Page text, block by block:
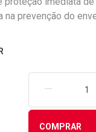
na prevenção do
REMOVER
COMPRAR